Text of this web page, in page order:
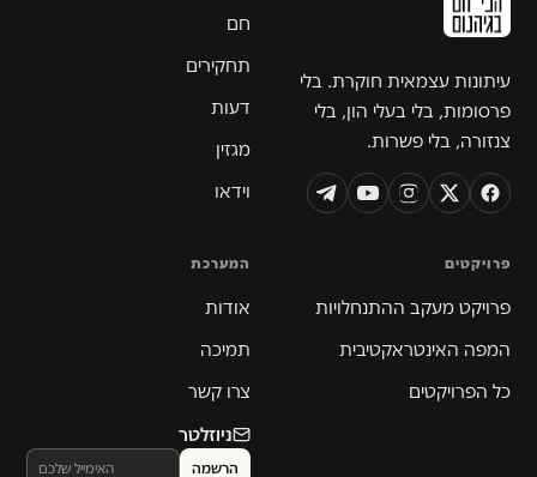
עיתונות עצמאית חוקרת. בלי
פרסומות, בלי בעלי הון, בלי
צנזורה, בלי פשרות.
חם
תחקירים
דעות
מגזין
וידאו
פרויקטים
פרויקט מעקב ההתנחלויות
המפה האינטראקטיבית
כל הפרויקטים
המערכת
אודות
תמיכה
צרו קשר
ניוזלטר